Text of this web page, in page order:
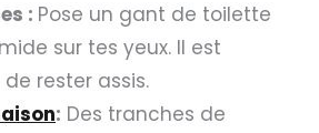
: Pose un gant de toilette
sur tes yeux. Il est
rester assis.
: Des tranches de